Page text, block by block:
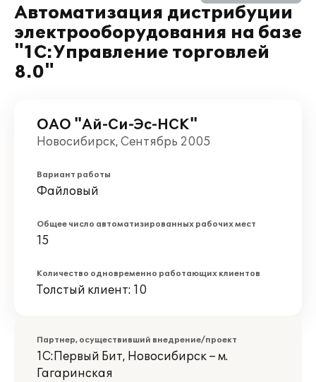
Автоматизация дистрибуции
электрооборудования на базе
"1С:Управление торговлей
8.0"
ОАО "Ай-Си-Эс-НСК"
Новосибирск, Сентябрь 2005
Вариант работы
Файловый
Общее число автоматизированных рабочих мест
15
Количество одновременно работающих клиентов
Толстый клиент: 10
Партнер, осуществивший внедрение/проект
1С:Первый Бит, Новосибирск – м.
Гагаринская